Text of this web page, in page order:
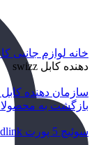
برای بزرگنمایی
خانه لوازم جانبی
دهنده کابل swizz
سازمان دهنده
بازگشت به
سوئیچ 5 پورت dlink